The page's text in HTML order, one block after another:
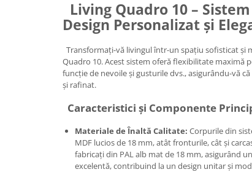
Living Quadro 10 –
Design Personalizat și
Transformați-vă livingul într-un spațiu sofisticat și
Quadro 10. Acest sistem oferă flexibilitate maximă
funcție de nevoile și gusturile dvs., asigurându-vă
și rafinat.
Caracteristici și Componente
Materiale de Înaltă Calitate: Corpurile din
MDF lucios de 18 mm, atât fronturile, cât și
fabricați din PAL alb mat de 18 mm, asigurând
excelentă, contribuind la un design unitar și